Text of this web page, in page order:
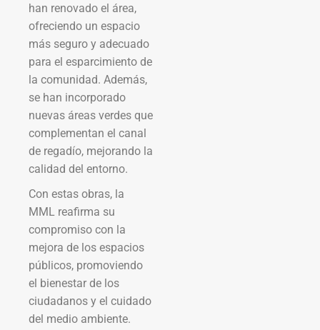
han renovado el área,
ofreciendo un espacio
más seguro y adecuado
para el esparcimiento de
la comunidad. Además,
se han incorporado
nuevas áreas verdes que
complementan el canal
de regadío, mejorando la
calidad del entorno.
Con estas obras, la
MML reafirma su
compromiso con la
mejora de los espacios
públicos, promoviendo
el bienestar de los
ciudadanos y el cuidado
del medio ambiente.